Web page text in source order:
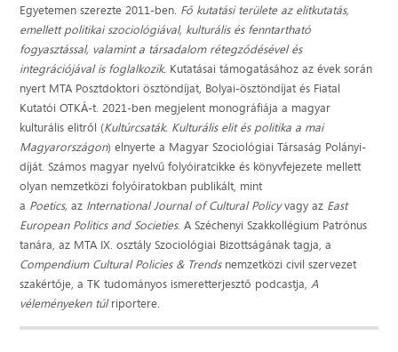
Egyetemen szerezte 2011-ben. Fő kutatási területe az elitkutatás,
emellett politikai szociológiával, kulturális és fenntartható
fogyasztással, valamint a társadalom rétegződésével és
integrációjával is foglalkozik. Kutatásai támogatásához az évek során
nyert MTA Posztdoktori ösztöndíjat, Bolyai-ösztöndíjat és Fiatal
Kutatói OTKÁ-t. 2021-ben megjelent monográfiája a magyar
kulturális elitről (Kultúrcsaták. Kulturális elit és politika a mai
Magyarországon) elnyerte a Magyar Szociológiai Társaság Polányi-
díját. Számos magyar nyelvű folyóiratcikke és könyvfejezete mellett
olyan nemzetközi folyóiratokban publikált, mint
a Poetics, az International Journal of Cultural Policyvagy az East
European Politics and Societies. A Széchenyi Szakkollégium Patrónus
tanára, az MTA IX. osztály Szociológiai Bizottságának tagja, a
Compendium Cultural Policies & Trends nemzetközi civil szervezet
szakértője, a TK tudományos ismeretterjesztő podcastja, A
véleményeken túlriportere.